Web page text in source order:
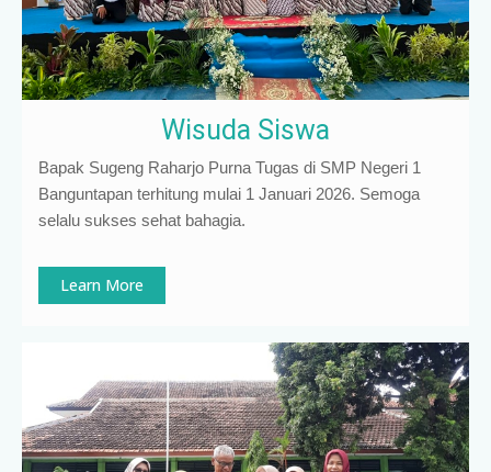
Wisuda Siswa
Bapak Sugeng Raharjo Purna Tugas di SMP Negeri 1
Banguntapan terhitung mulai 1 Januari 2026. Semoga
selalu sukses sehat bahagia.
Learn More